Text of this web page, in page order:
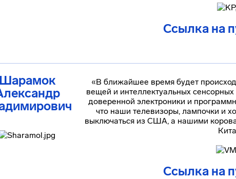
Ссылка на
«В ближайшее время будет
вещей и интеллектуальных
доверенной электроники и
что наши телевизоры, лампочки и
выключаться из США, а нашими
Ссылка на